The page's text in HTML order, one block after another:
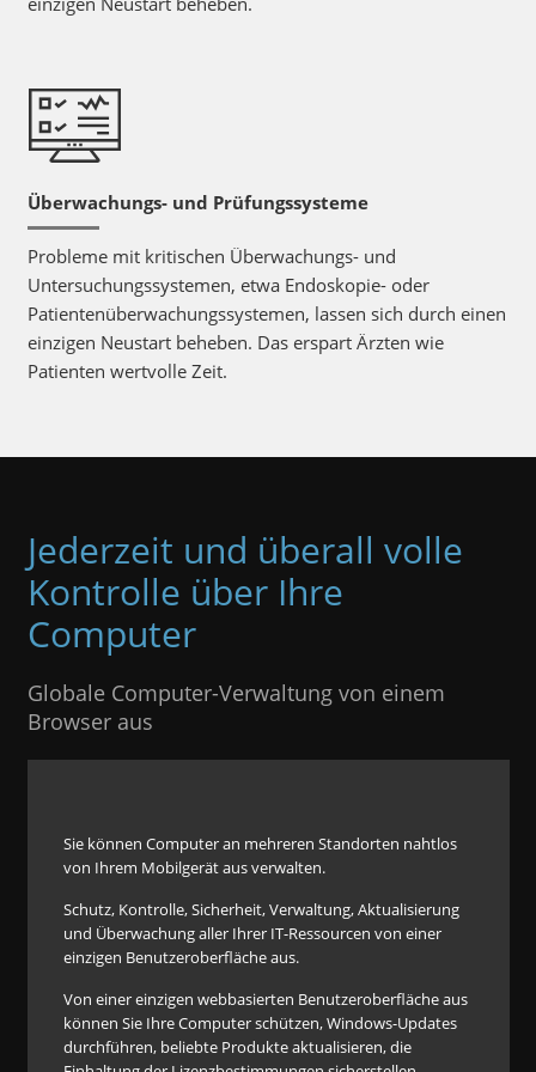
Überwachungs- und Prüfungssysteme
Probleme mit kritischen Überwachungs- und
Untersuchungssystemen, etwa Endoskopie- oder
Patientenüberwachungssystemen, lassen sich durch einen
einzigen Neustart beheben. Das erspart Ärzten wie
Patienten wertvolle Zeit.
Jederzeit und überall volle
Kontrolle über Ihre
Computer
Globale Computer-Verwaltung von einem
Browser aus
Sie können Computer an mehreren Standorten nahtlos
von Ihrem Mobilgerät aus verwalten.
Schutz, Kontrolle, Sicherheit, Verwaltung, Aktualisierung
und Überwachung aller Ihrer IT-Ressourcen von einer
einzigen Benutzeroberfläche aus.
Von einer einzigen webbasierten Benutzeroberfläche aus
können Sie Ihre Computer schützen, Windows-Updates
durchführen, beliebte Produkte aktualisieren, die